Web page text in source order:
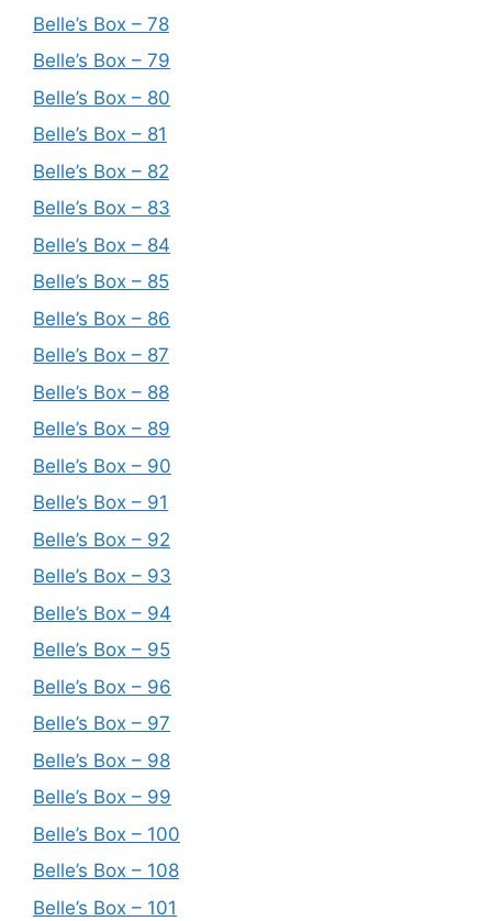
Belle’s Box – 78
Belle’s Box – 79
Belle’s Box – 80
Belle’s Box – 81
Belle’s Box – 82
Belle’s Box – 83
Belle’s Box – 84
Belle’s Box – 85
Belle’s Box – 86
Belle’s Box – 87
Belle’s Box – 88
Belle’s Box – 89
Belle’s Box – 90
Belle’s Box – 91
Belle’s Box – 92
Belle’s Box – 93
Belle’s Box – 94
Belle’s Box – 95
Belle’s Box – 96
Belle’s Box – 97
Belle’s Box – 98
Belle’s Box – 99
Belle’s Box – 100
Belle’s Box – 108
Belle’s Box – 101